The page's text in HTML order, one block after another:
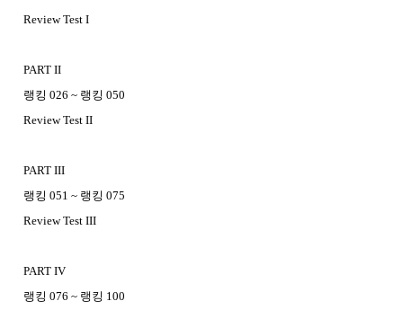
Review Test I
PART II
랭킹 026 ~ 랭킹 050
Review Test II
PART III
랭킹 051 ~ 랭킹 075
Review Test III
PART IV
랭킹 076 ~ 랭킹 100